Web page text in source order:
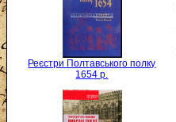
Реєстри Полтавського полку
1654 р.